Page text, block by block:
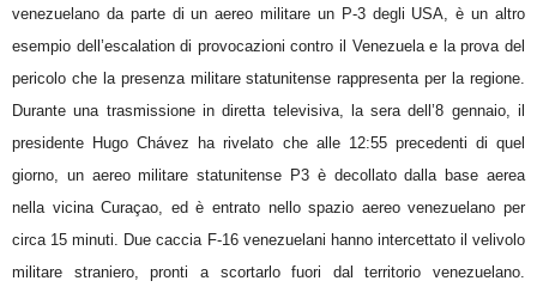
venezuelano da parte di un aereo militare un P-3 degli USA, è un altro
esempio dell’escalation di provocazioni contro il Venezuela e la prova del
pericolo che la presenza militare statunitense rappresenta per la regione.
Durante una trasmissione in diretta televisiva, la sera dell’8 gennaio, il
presidente Hugo Chávez ha rivelato che alle 12:55 precedenti di quel
giorno, un aereo militare statunitense P3 è decollato dalla base aerea
nella vicina Curaçao, ed è entrato nello spazio aereo venezuelano per
circa 15 minuti. Due caccia F-16 venezuelani hanno intercettato il velivolo
militare straniero, pronti a scortarlo fuori dal territorio venezuelano.